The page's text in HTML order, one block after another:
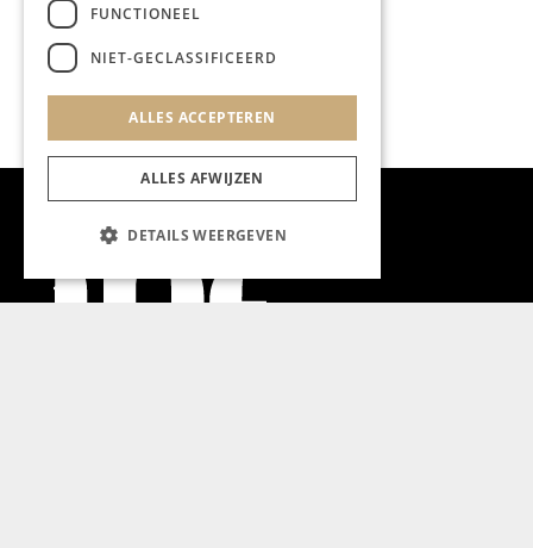
FUNCTIONEEL
NIET-GECLASSIFICEERD
ALLES ACCEPTEREN
ALLES AFWIJZEN
DETAILS WEERGEVEN